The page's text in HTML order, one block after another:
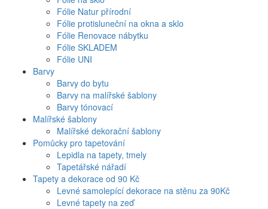
Fólie Natur přírodní
Fólie protisluneční na okna a sklo
Fólie Renovace nábytku
Fólie SKLADEM
Fólie UNI
Barvy
Barvy do bytu
Barvy na malířské šablony
Barvy tónovací
Malířské šablony
Malířské dekorační šablony
Pomůcky pro tapetování
Lepidla na tapety, tmely
Tapetářské nářadí
Tapety a dekorace od 90 Kč
Levné samolepící dekorace na stěnu za 90Kč
Levné tapety na zeď